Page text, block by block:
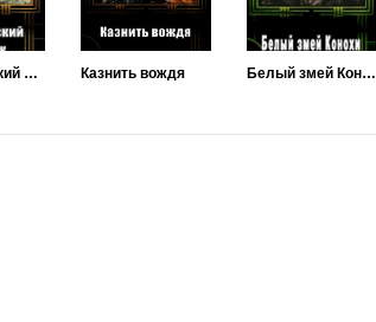
Петербургский пленник Казнить вождя Белый змей Конохи